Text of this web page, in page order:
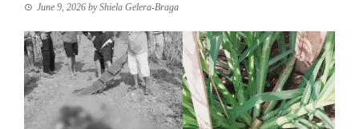
June 9, 2026 byShiela Gelera-Braga